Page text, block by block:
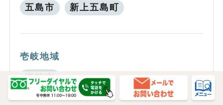
五島市 新上五島町
壱岐地域
壱岐市